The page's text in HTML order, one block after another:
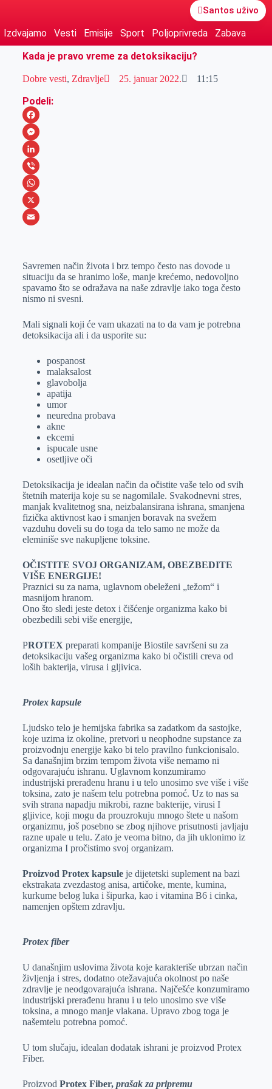
Santos uživo
Izdvajamo Vesti Emisije Sport Poljoprivreda
Zabava
Kada je pravo vreme za detoksikaciju?
Dobre vesti, Zdravlje 25. januar 2022. 11:15
Podeli:
F
a
c
e
b
o
M
e
s
s
e
e
r
L
i
n
k
I
n
V
i
b
W
h
s
A
p
p
X
a
i
l
Savremen način života i brz tempo često nas dovode u
situaciju da se hranimo loše, manje krećemo, nedovoljno
spavamo što se odražava na naše zdravlje iako toga često
nismo ni svesni.
Mali signali koji će vam ukazati na to da vam je potrebna
detoksikacija ali i da usporite su:
pospanost
malaksalost
glavobolja
apatija
umor
neuredna probava
akne
ekcemi
ispucale usne
osetljive oči
Detoksikacija je idealan način da očistite vaše telo od svih
štetnih materija koje su se nagomilale. Svakodnevni stres,
manjak kvalitetnog sna, neizbalansirana ishrana, smanjena
fizička aktivnost kao i smanjen boravak na svežem
vazduhu doveli su do toga da telo samo ne može da
eleminiše sve nakupljene toksine.
OČISTITE SVOJ ORGANIZAM, OBEZBEDITE
VIŠE ENERGIJE!
Praznici su za nama, uglavnom obeleženi „težom“ i
masnijom hranom.
Ono što sledi jeste detox i čišćenje organizma kako bi
obezbedili sebi više energije,
PROTEX preparati kompanije Biostile savršeni su za
detoksikaciju vašeg organizma kako bi očistili creva od
loših bakterija, virusa i gljivica.
Protex kapsule
Ljudsko telo je hemijska fabrika sa zadatkom da sastojke,
koje uzima iz okoline, pretvori u neophodne supstance za
proizvodnju energije kako bi telo pravilno funkcionisalo.
Sa današnjim brzim tempom života više nemamo ni
odgovarajuću ishranu. Uglavnom konzumiramo
industrijski prerađenu hranu i u telo unosimo sve više i više
toksina, zato je našem telu potrebna pomoć. Uz to nas sa
svih strana napadju mikrobi, razne bakterije, virusi I
gljivice, koji mogu da prouzrokuju mnogo štete u našom
organizmu, još posebno se zbog njihove prisutnosti javljaju
razne upale u telu. Zato je veoma bitno, da jih uklonimo iz
organizma I pročistimo svoj organizam.
Proizvod Protex kapsuleje dijetetski suplement na bazi
ekstrakata zvezdastog anisa, artičoke, mente, kumina,
kurkume belog luka i šipurka, kao i vitamina B6 i cinka,
namenjen opštem zdravlju.
Protex fiber
U današnjim uslovima života koje karakteriše ubrzan način
življenja i stres, dodatno otežavajuća okolnost po naše
zdravlje je neodgovarajuća ishrana. Najčešće konzumiramo
industrijski prerađenu hranu i u telo unosimo sve više
toksina, a mnogo manje vlakana. Upravo zbog toga je
našemtelu potrebna pomoć.
U tom slučaju, idealan dodatak ishrani je proizvod Protex
Fiber.
Proizvod Protex Fiber, prašak za pripremu